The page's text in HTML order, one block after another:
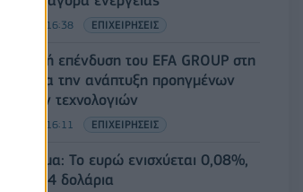
2026 - 16:38 ΕΠΙΧΕΙΡΗΣΕΙΣ
επένδυση του EFA GROUP στη
για την ανάπτυξη προηγμένων
τεχνολογιών
2026 - 16:11 ΕΠΙΧΕΙΡΗΣΕΙΣ
Το ευρώ ενισχύεται 0,08%,
1,1534 δολάρια